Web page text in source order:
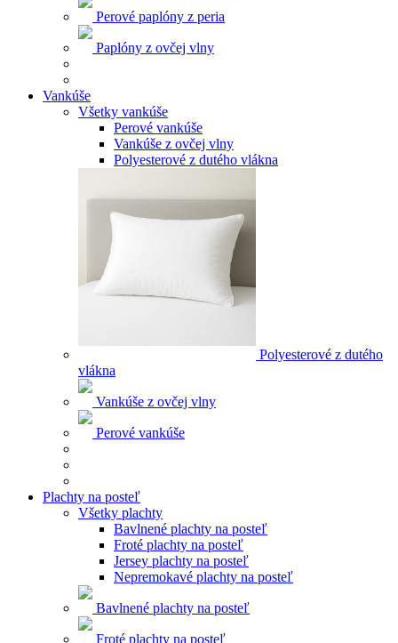
Perové paplóny z peria
Paplóny z ovčej vlny
Vankúše
Všetky vankúše
Perové vankúše
Vankúše z ovčej vlny
Polyesterové z dutého vlákna
Polyesterové z dutého
vlákna
Vankúše z ovčej vlny
Perové vankúše
Plachty na posteľ
Všetky plachty
Bavlnené plachty na posteľ
Froté plachty na posteľ
Jersey plachty na posteľ
Nepremokavé plachty na posteľ
Bavlnené plachty na posteľ
Froté plachty na posteľ